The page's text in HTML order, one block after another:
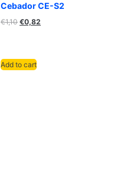
Cebador CE-S2
€1,10 €0,82
Add to cart